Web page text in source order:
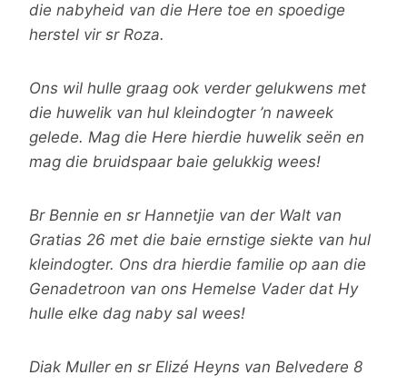
die nabyheid van die Here toe en spoedige
herstel vir sr Roza.
Ons wil hulle graag ook verder gelukwens met
die huwelik van hul kleindogter ’n naweek
gelede. Mag die Here hierdie huwelik seën en
mag die bruidspaar baie gelukkig wees!
Br Bennie en sr Hannetjie van der Walt van
Gratias 26 met die baie ernstige siekte van hul
kleindogter. Ons dra hierdie familie op aan die
Genadetroon van ons Hemelse Vader dat Hy
hulle elke dag naby sal wees!
Diak Muller en sr Elizé Heyns van Belvedere 8